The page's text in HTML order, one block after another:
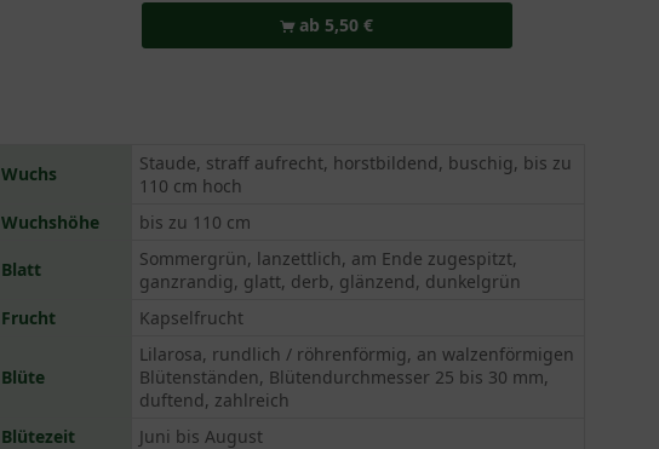
ab 5,50 €
Wuchs
Staude, straff aufrecht, horstbildend, buschig, bis zu
110 cm hoch
Wuchshöhe
bis zu 110 cm
Blatt
Sommergrün, lanzettlich, am Ende zugespitzt,
ganzrandig, glatt, derb, glänzend, dunkelgrün
Frucht
Kapselfrucht
Blüte
Lilarosa, rundlich / röhrenförmig, an walzenförmigen
Blütenständen, Blütendurchmesser 25 bis 30 mm,
duftend, zahlreich
Blütezeit
Juni bis August